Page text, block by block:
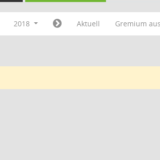
2018 Aktuell Gremium